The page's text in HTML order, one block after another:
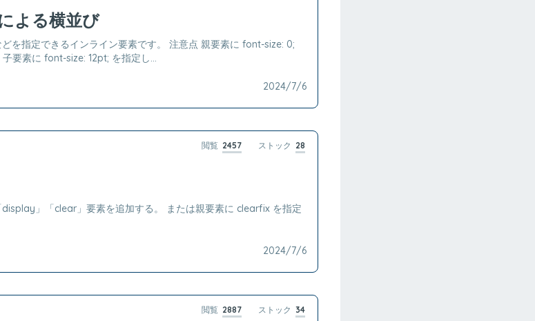
よる横並び
を指定できるインライン要素です。 注意点 親要素に font-size: 0;
要素に font-size: 12pt; を指定し...
2024/7/6
ストック 28
閲覧 2457
」「clear」要素を追加する。 または親要素に clearfix を指定
2024/7/6
ストック 34
閲覧 2887